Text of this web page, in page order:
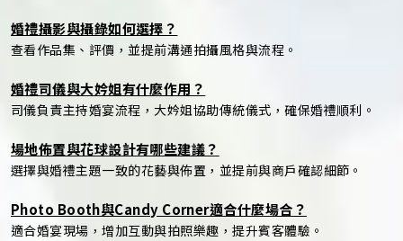
婚禮攝影與攝錄如何選擇？
查看作品集、評價，並提前溝通拍攝風格與流程。
婚禮司儀與大妗姐有什麼作用？
司儀負責主持婚宴流程，大妗姐協助傳統儀式，確保婚禮順利。
場地佈置與花球設計有哪些建議？
選擇與婚禮主題一致的花藝與佈置，並提前與商戶確認細節。
Photo Booth與Candy Corner適合什麼場合？
適合婚宴現場，增加互動與拍照樂趣，提升賓客體驗。